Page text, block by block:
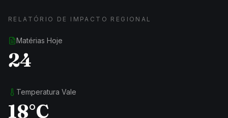
RELATÓRIO DE IMPACTO REGIONAL
Matérias Hoje
24
Temperatura Vale
18°C